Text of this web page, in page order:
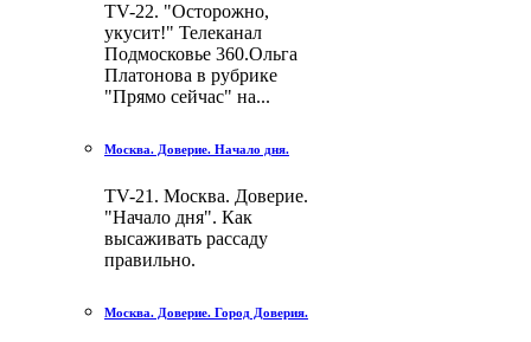
TV-22. "Осторожно,
укусит!" Телеканал
Подмосковье 360.Ольга
Платонова в рубрике
"Прямо сейчас" на...
Москва. Доверие. Начало дня.
TV-21. Москва. Доверие.
"Начало дня". Как
высаживать рассаду
правильно.
Москва. Доверие. Город Доверия.